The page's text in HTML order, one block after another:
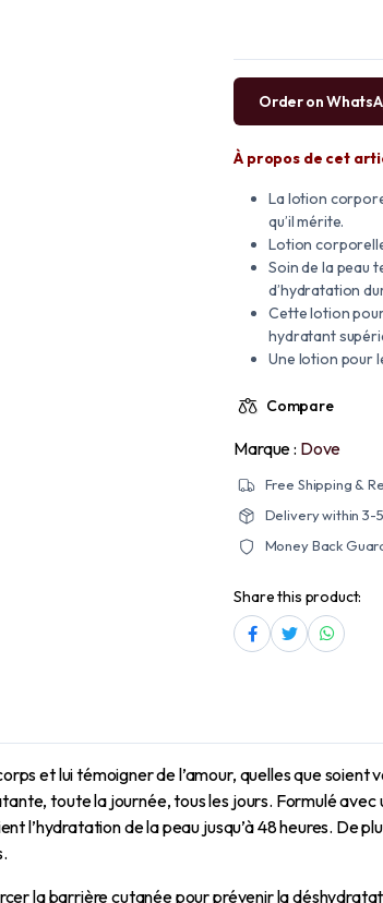
Order on
À propos de cet
La lotion
qu’il mérite.
Lotion
Soin de la peau
d’hydratation
Cette lotion
hydratant
Une lotion pour
Compare
Marque : Dove
Free Shipping &
Delivery within 3-
Money Back
Share this product:
et lui témoigner de l’amour, quelles que
toute la journée, tous les jours. Formulé
l’hydratation de la peau jusqu’à 48 heures. De
la barrière cutanée pour prévenir la